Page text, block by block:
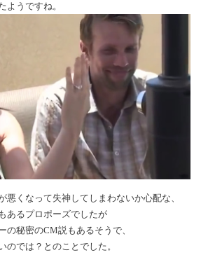
ようですね。
悪くなって失神してしまわないか心配な、
あるプロポーズでしたが
の秘密のCM説もあるそうで、
のでは？とのことでした。